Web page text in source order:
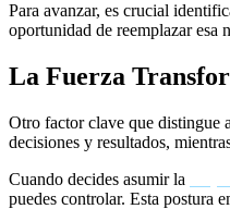
Para avanzar, es crucial
oportunidad de reemplazar esa
La Fuerza
Otro factor clave que distingue
decisiones y resultados,
Cuando decides asumir la
puedes controlar. Esta postura